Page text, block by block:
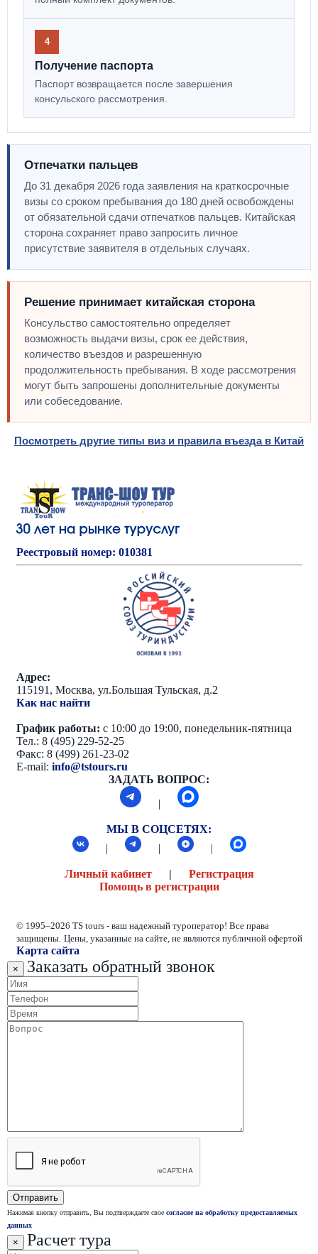
4
Получение паспорта
Паспорт возвращается после завершения
консульского рассмотрения.
Отпечатки пальцев
До 31 декабря 2026 года заявления на краткосрочные
визы со сроком пребывания до 180 дней освобождены
от обязательной сдачи отпечатков пальцев. Китайская
сторона сохраняет право запросить личное
присутствие заявителя в отдельных случаях.
Решение принимает китайская сторона
Консульство самостоятельно определяет
возможность выдачи визы, срок ее действия,
количество въездов и разрешенную
продолжительность пребывания. В ходе рассмотрения
могут быть запрошены дополнительные документы
или собеседование.
Посмотреть другие типы виз и правила въезда в Китай
Реестровый номер: 010381
Адрес:
115191, Москва, ул.Большая Тульская, д.2
Как нас найти
График работы: с 10:00 до 19:00, понедельник-пятница
Тел.: 8 (495) 229-52-25
Факс: 8 (499) 261-23-02
E-mail: info@tstours.ru
ЗАДАТЬ ВОПРОС:
|
МЫ В СОЦСЕТЯХ:
|
| |
Личный кабинет| Регистрация
Помощь в регистрации
© 1995–2026 TS tours - ваш надежный туроператор! Все права
защищены. Цены, указанные на сайте, не являются публичной офертой
Карта сайта
× Заказать обратный звонок
Нажимая кнопку отправить, Вы подтверждаете свое согласие на обработку предоставляемых
данных
× Расчет тура